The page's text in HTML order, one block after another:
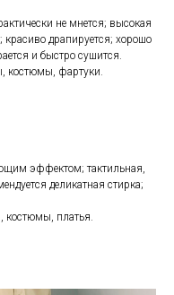
не мнется; высокая
красиво драпируется; хорошо
и быстро сушится.
костюмы, фартуки.
эффектом; тактильная,
деликатная стирка;
костюмы, платья.